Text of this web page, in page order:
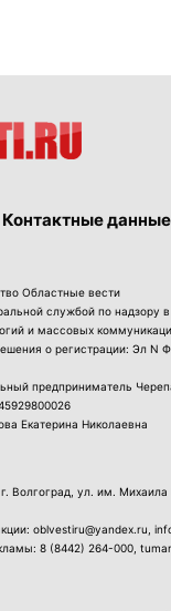
Контактные данные
Областные вести
службой по надзору в
и массовых
о регистрации: Эл N
предприниматель
Екатерина Николаевна
Волгоград, ул. им.
oblvestiru@yandex.ru,
8 (8442) 264-000 ,